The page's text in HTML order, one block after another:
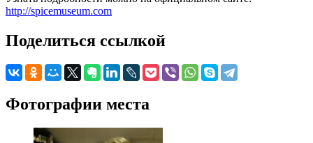
http://spicemuseum.com
Поделиться ссылкой
Фотографии места